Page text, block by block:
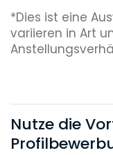
*Dies ist eine
variieren in Art
Nutze die